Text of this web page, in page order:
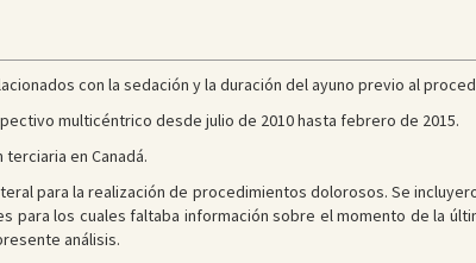
con la sedación y la duración del ayuno previo al
multicéntrico desde julio de 2010 hasta febrero de 2015.
en Canadá.
para la realización de procedimientos dolorosos. Se
para los cuales faltaba información sobre el momento de la
análisis.